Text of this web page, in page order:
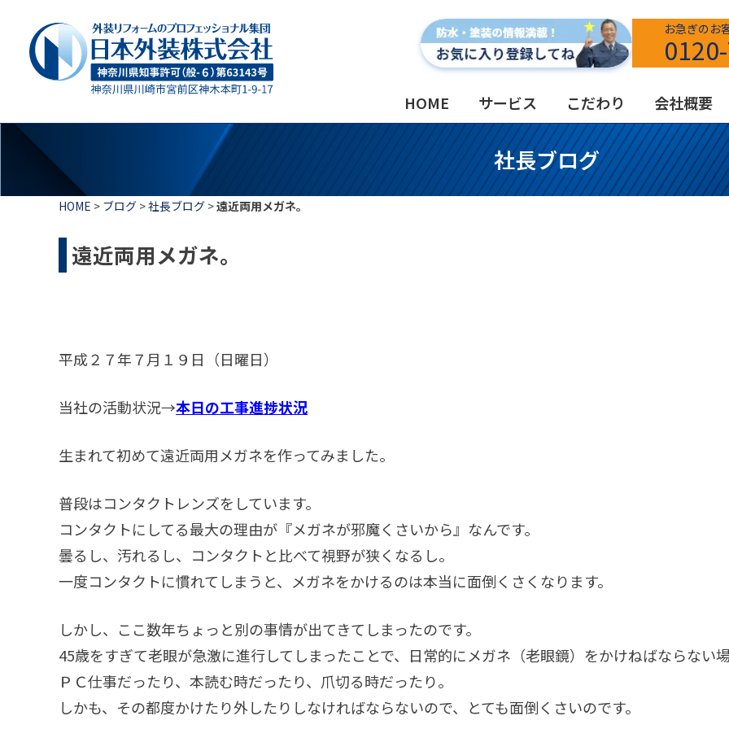
お急ぎのお
HOME サービス こだわり 会社概要
社長ブログ
HOME > ブログ >社長ブログ >遠近両用メガネ。
遠近両用メガネ。
平成２７年７月１９日（日曜日）
当社の活動状況→本日の工事進捗状況
生まれて初めて遠近両用メガネを作ってみました。
普段はコンタクトレンズをしています。
コンタクトにしてる最大の理由が『メガネが邪魔くさいから』なんです。
曇るし、汚れるし、コンタクトと比べて視野が狭くなるし。
一度コンタクトに慣れてしまうと、メガネをかけるのは本当に面倒くさくなります。
しかし、ここ数年ちょっと別の事情が出てきてしまったのです。
45歳をすぎて老眼が急激に進行してしまったことで、日常的にメガネ（老眼鏡）をかけねばならない
ＰＣ仕事だったり、本読む時だったり、爪切る時だったり。
しかも、その都度かけたり外したりしなければならないので、とても面倒くさいのです。